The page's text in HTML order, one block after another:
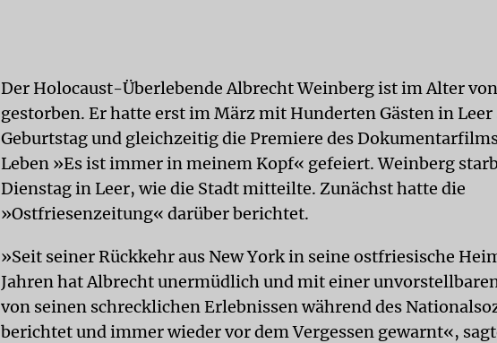
Der Holocaust-Überlebende Albrecht Weinberg ist im Alter von
gestorben. Er hatte erst im März mit Hunderten Gästen in Leer
Geburtstag und gleichzeitig die Premiere des
Leben »Es ist immer in meinem Kopf« gefeiert. Weinberg
Dienstag in Leer, wie die Stadt mitteilte. Zunächst hatte die
»Ostfriesenzeitung« darüber berichtet.
»Seit seiner Rückkehr aus New York in seine ostfriesische
Jahren hat Albrecht unermüdlich und mit einer
von seinen schrecklichen Erlebnissen während des
berichtet und immer wieder vor dem Vergessen gewarnt«,